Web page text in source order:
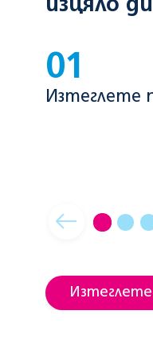
изцяло
01
Изтеглете